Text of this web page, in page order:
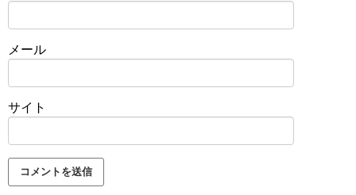
メール
サイト